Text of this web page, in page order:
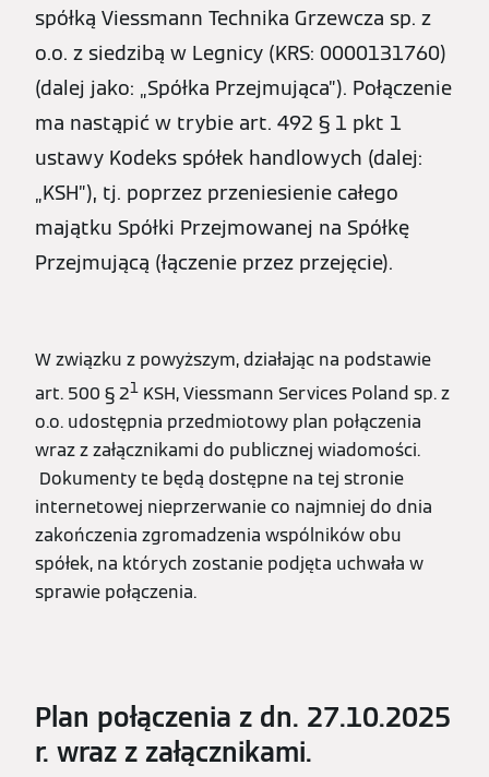
spółką Viessmann Technika Grzewcza sp. z
o.o. z siedzibą w Legnicy (KRS: 0000131760)
(dalej jako: „Spółka Przejmująca”). Połączenie
ma nastąpić w trybie art. 492 § 1 pkt 1
ustawy Kodeks spółek handlowych (dalej:
„KSH”), tj. poprzez przeniesienie całego
majątku Spółki Przejmowanej na Spółkę
Przejmującą (łączenie przez przejęcie).
W związku z powyższym, działając na podstawie
art. 500 § 21 KSH, Viessmann Services Poland sp. z
o.o. udostępnia przedmiotowy plan połączenia
wraz z załącznikami do publicznej wiadomości.
Dokumenty te będą dostępne na tej stronie
internetowej nieprzerwanie co najmniej do dnia
zakończenia zgromadzenia wspólników obu
spółek, na których zostanie podjęta uchwała w
sprawie połączenia.
Plan połączenia z dn. 27.10.2025
r. wraz z załącznikami.